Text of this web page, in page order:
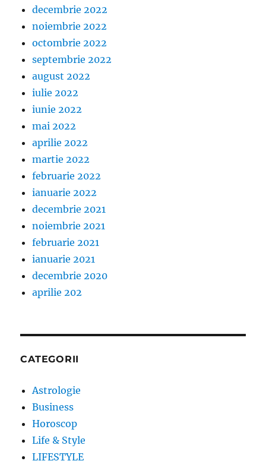
decembrie 2022
noiembrie 2022
octombrie 2022
septembrie 2022
august 2022
iulie 2022
iunie 2022
mai 2022
aprilie 2022
martie 2022
februarie 2022
ianuarie 2022
decembrie 2021
noiembrie 2021
februarie 2021
ianuarie 2021
decembrie 2020
aprilie 202
CATEGORII
Astrologie
Business
Horoscop
Life & Style
LIFESTYLE